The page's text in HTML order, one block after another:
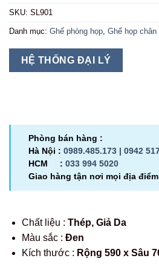
SKU: SL901
Danh mục: Ghế phòng họp Ghế họp chân
HỆ THỐNG ĐẠI LÝ
Phòng bán hàng :
Hà Nội : 0989.485.173 | 0942
HCM : 033 994 5020
Giao hàng tận nơi mọi địa điểm
Chất liệu : Thép, Giả Da
Màu sắc : Đen
Kích thước : Rộng 590 x Sâu